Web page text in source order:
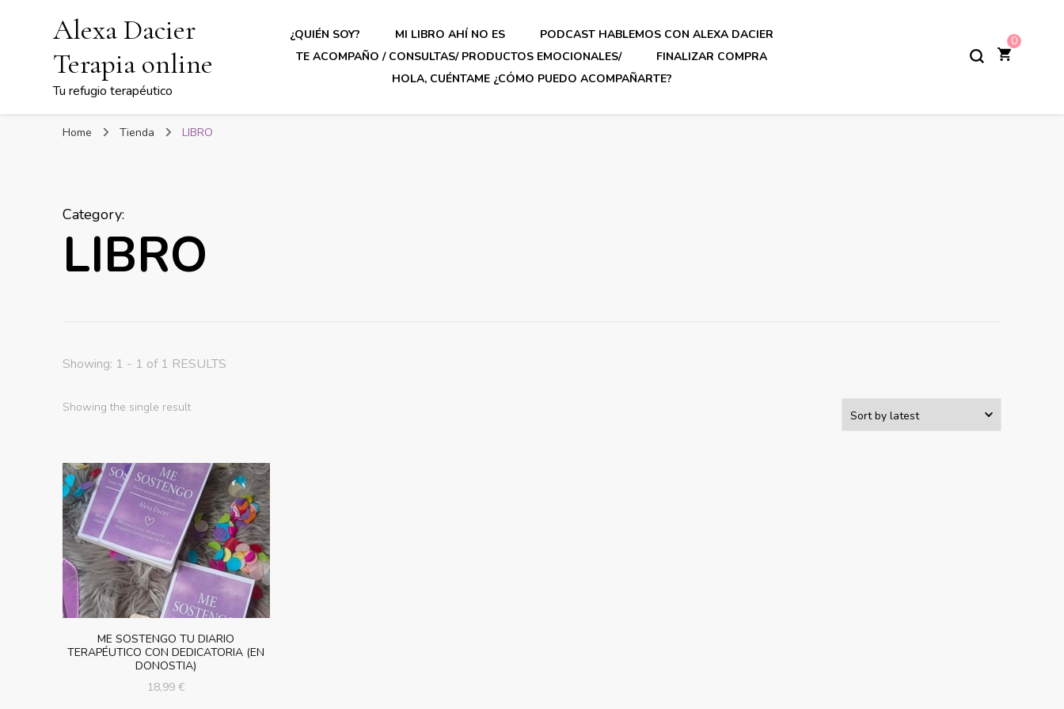
Alexa Dacier
Terapia online
Tu refugio terapéutico
¿QUIÉN SOY? MI LIBRO AHÍ NO ES
PODCAST HABLEMOS CON ALEXA DACIER
TE ACOMPAÑO / CONSULTAS/ PRODUCTOS EMOCIONALES/
FINALIZAR COMPRA
HOLA, CUÉNTAME ¿CÓMO PUEDO ACOMPAÑARTE?
0
Home Tienda LIBRO
Category:
LIBRO
Showing: 1 - 1 of 1 RESULTS
Showing the single result
ME SOSTENGO TU DIARIO
TERAPÉUTICO CON DEDICATORIA (EN
DONOSTIA)
18,99 €